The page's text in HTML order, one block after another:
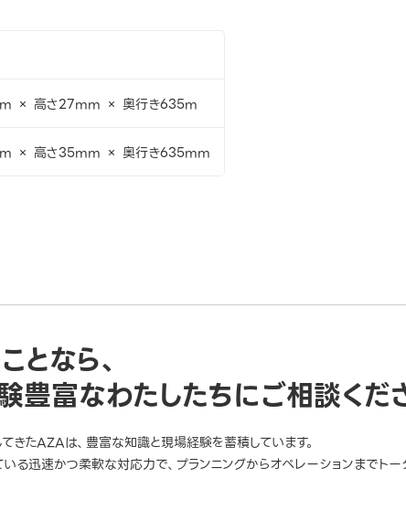
× 高さ27mm × 奥行き635m
× 高さ35mm × 奥行き635mm
となら、
豊富なわたしたちにご相談くだ
きたAZAは、豊富な知識と現場経験を蓄積しています。
る迅速かつ柔軟な対応力で、プランニングからオペレーションまでトー